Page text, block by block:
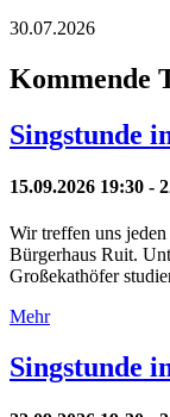
30.07.2026
Kommende
Singstunde
15.09.2026 19:30 -
Wir treffen uns
Bürgerhaus Ruit.
Großekathöfer
Mehr
Singstunde